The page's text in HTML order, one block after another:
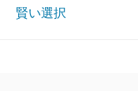
賢い選択